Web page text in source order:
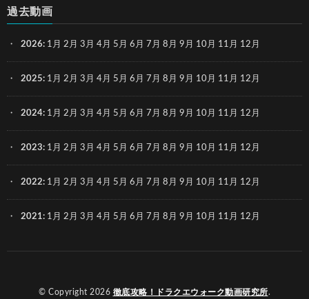
過去動画
2026: 1月 2月 3月 4月 5月 6月 7月 8月 9月 10月 11月 12月
2025: 1月 2月 3月 4月 5月 6月 7月 8月 9月 10月 11月 12月
2024: 1月 2月 3月 4月 5月 6月 7月 8月 9月 10月 11月 12月
2023: 1月 2月 3月 4月 5月 6月 7月 8月 9月 10月 11月 12月
2022: 1月 2月 3月 4月 5月 6月 7月 8月 9月 10月 11月 12月
2021: 1月 2月 3月 4月 5月 6月 7月 8月 9月 10月 11月 12月
© Copyright 2026 徹底攻略！ドラクエウォーク動画研究所.